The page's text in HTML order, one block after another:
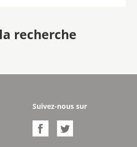
recherche
Suivez-nous sur
 